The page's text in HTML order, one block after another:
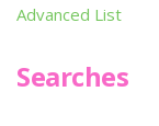
Advanced List
Searches